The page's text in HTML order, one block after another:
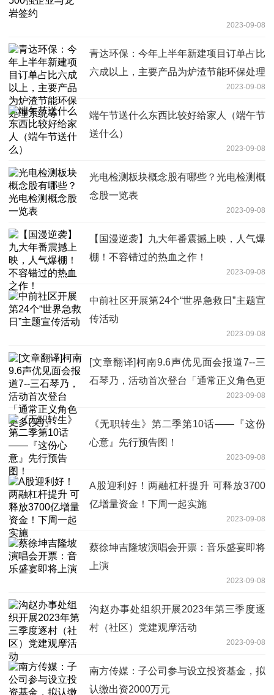
2023-09-08
青达环保：今年上半年新建项目订单占比
六成以上，主要产品为炉渣节能环保处理
2023-09-08
端午节送什么东西比较好给家人（端午节
送什么）
2023-09-08
光电检测板块概念股有哪些？光电检测概
念股一览表
2023-09-08
【国漫逆袭】九大年番震撼上映，人气爆
棚！不容错过的热血之作！
2023-09-08
中前社区开展第24个“世界急救日”主题宣
传活动
2023-09-08
[文章翻译]柯南9.6声优见面会报道7--三
石琴乃，活动首次登台「通常正义角色更
2023-09-08
《无职转生》第二季第10话——『这份
心意』先行预告图！
2023-09-08
A股迎利好！两融杠杆提升 可释放3700
亿增量资金！下周一起实施
2023-09-08
蔡徐坤吉隆坡演唱会开票：音乐盛宴即将
上演
2023-09-08
沟赵办事处组织开展2023年第三季度逐
村（社区）党建观摩活动
2023-09-08
南方传媒：子公司参与设立投资基金，拟
认缴出资2000万元